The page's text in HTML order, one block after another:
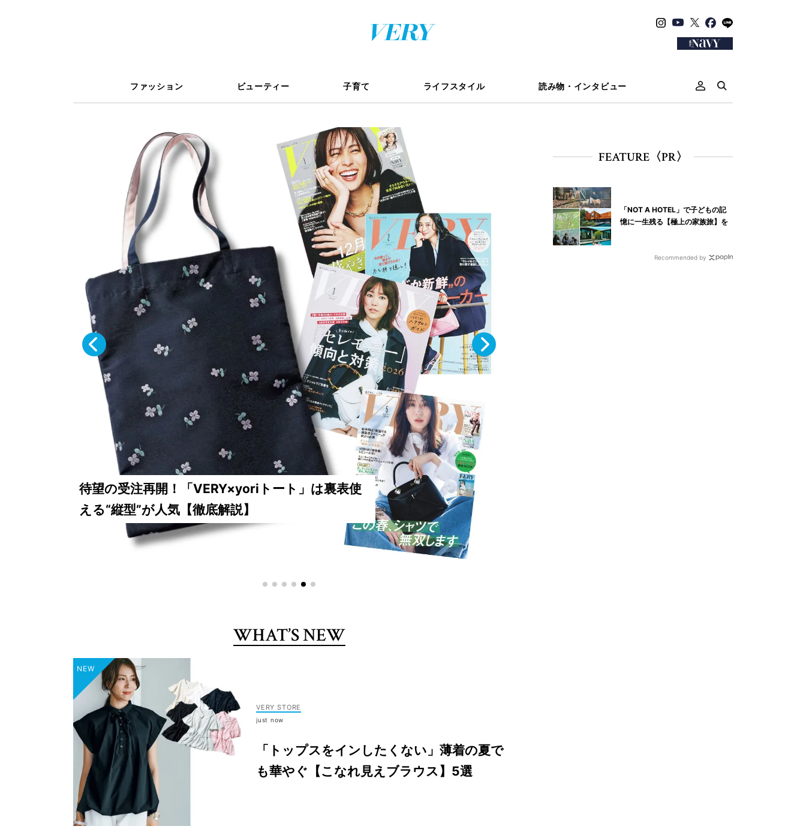
ファッション ビューティー 子育て ライフスタイル 読み物・インタビュー
読者が選ぶ！2026年SS VERYベ
ストコスメ大賞
WHAT’S NEW
VERY STORE
just now
「トップスをインしたくない」薄着の夏で
も華やぐ【こなれ見えブラウス】5選
FEATURE〈PR〉
「NOT A HOTEL」で子どもの記
憶に一生残る【極上の家族旅】を
Recommended by